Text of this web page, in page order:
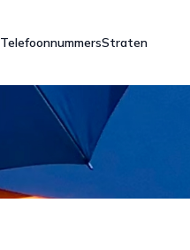
TelefoonnummersStraten